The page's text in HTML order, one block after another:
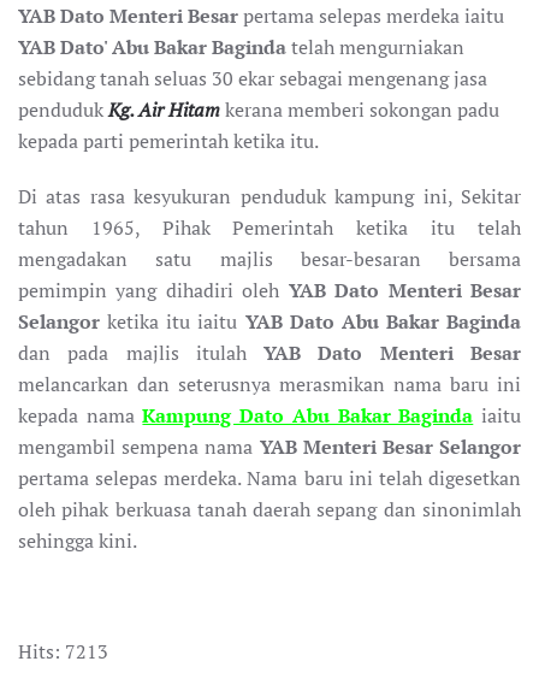
YAB Dato Menteri Besarpertama selepas merdeka iaitu
YAB Dato' Abu Bakar Bagindatelah mengurniakan
sebidang tanah seluas 30 ekar sebagai mengenang jasa
pendudukKg. Air Hitamkerana memberi sokongan padu
kepada parti pemerintah ketika itu.
Di atas rasa kesyukuran penduduk kampung ini, Sekitar
tahun 1965, Pihak Pemerintah ketika itu telah
mengadakan satu majlis besar-besaran bersama
pemimpin yang dihadiri oleh YAB Dato Menteri Besar
Selangorketika itu iaitu YAB Dato Abu Bakar Baginda
dan pada majlis itulahYAB Dato Menteri Besar
melancarkan dan seterusnya merasmikan nama baru ini
kepada namaKampung Dato Abu Bakar Baginda iaitu
mengambil sempena nama YAB Menteri Besar Selangor
pertama selepas merdeka. Nama baru ini telah digesetkan
oleh pihak berkuasa tanah daerah sepang dan sinonimlah
sehingga kini.
Hits: 7213